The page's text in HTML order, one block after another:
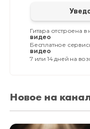
Гитара отстроена
видео
Бесплатное
видео
7 или 14 дней на
Новое на